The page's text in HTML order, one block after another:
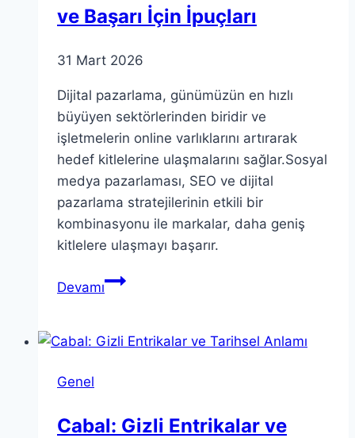
ve Başarı İçin İpuçları
31 Mart 2026
Dijital pazarlama, günümüzün en hızlı
büyüyen sektörlerinden biridir ve
işletmelerin online varlıklarını artırarak
hedef kitlelerine ulaşmalarını sağlar.Sosyal
medya pazarlaması, SEO ve dijital
pazarlama stratejilerinin etkili bir
kombinasyonu ile markalar, daha geniş
kitlelere ulaşmayı başarır.
DevamıDijital
ve
Genel
Cabal: Gizli Entrikalar ve